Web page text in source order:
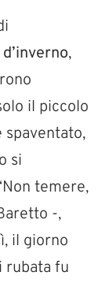
,
il piccolo
spaventato,
si
temere,
-,
il giorno
rubata fu